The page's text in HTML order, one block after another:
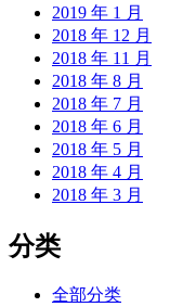
2019 年 1 月
2018 年 12 月
2018 年 11 月
2018 年 8 月
2018 年 7 月
2018 年 6 月
2018 年 5 月
2018 年 4 月
2018 年 3 月
分类
全部分类